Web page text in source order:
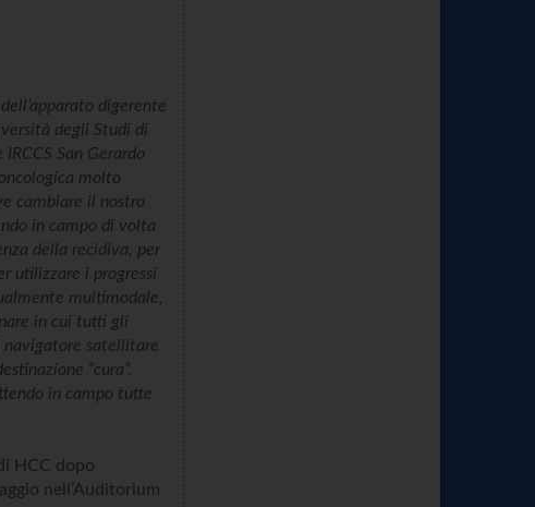
digerente
degli Studi di
San Gerardo
molto
cambiare il nostro
in campo di volta
della recidiva, per
utilizzare i progressi
multimodale,
in cui tutti gli
navigatore satellitare
“cura”.
in campo tutte
HCC dopo
nell’Auditorium